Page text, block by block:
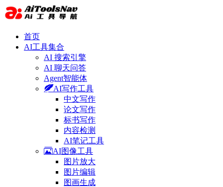
首页
AI工具集合
AI 搜索引擎
AI 聊天问答
Agent智能体
AI写作工具
中文写作
论文写作
标书写作
内容检测
AI笔记工具
AI图像工具
图片放大
图片编辑
图画生成